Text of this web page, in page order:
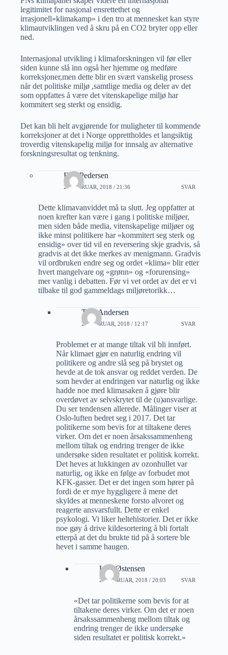
legitimitet for nasjonal ensrettethet og
irrasjonell»klimakamp» i den tro at mennesket kan styre
klimautviklingen ved å skru på en CO2 bryter opp eller
ned.
Internasjonal utvikling i klimaforskningen vil før eller
siden kunne slå inn også her hjemme og medføre
korreksjoner,men dette blir en svært vanskelig prosess
når det politiske miljø ,samtlige media og deler av det
som oppfattes å være det vitenskapelige miljø har
kommitert seg sterkt og ensidig.
Det kan bli helt avgjørende for muligheter til kommende
korreksjoner at det i Norge opprettholdes et langsiktig
troverdig vitenskapelig miljø for innsalg av alternative
forskningsresultat og tenkning.
Erik Pedersen
21 FEBRUAR, 2018 / 21:36 SVAR
Dette klimavanviddet må ta slutt. Jeg oppfatter at
noen krefter kan være i gang i politiske miljøer,
men siden både media, vitenskapelige miljøer og
ikke minst politikere har «kommitert seg sterk og
ensidig» over tid vil en reversering skje gradvis, så
gradvis at det ikke merkes av menigmann. Gradvis
vil ordbruken endre seg og ordet «klima» blir etter
hvert mangelvare og «grønn» og «forurensing»
mer vanlig i debatten. Før vi vet ordet av det er vi
tilbake til god gammeldags miljøretorikk…
Tore Andersen
22 FEBRUAR, 2018 / 12:17 SVAR
Problemet er at mange tiltak vil bli innført.
Når klimaet gjør en naturlig endring vil
politikere og andre slå seg på brystet og
hevde at de tok ansvar og reddet verden. De
som hevder at endringen var naturlig og ikke
hadde noe med klimasaken å gjøre blir
overdøvet av selvskrytet til de (u)ansvarlige.
Du ser tendensen allerede. Målinger viser at
Oslo-luften bedret seg i 2017. Det tar
politikerne som bevis for at tiltakene deres
virker. Om det er noen årsakssammenheng
mellom tiltak og endring trenger de ikke
undersøke siden resultatet er politisk korrekt.
Det heves at lukkingen av ozonhullet var
naturlig, og ikke en følge av forbudet mot
KFK-gasser. Det er det ingen som hører på
fordi de er mye hyggligere å mene det
skyldes at menneskene forsto alvoret og
reagerte ansvarsfullt. Dette er enkel
psykologi. Vi liker heltehistorier. Det er ikke
noe gøy å drive kildesortering å bli fortalt
etterpå at det du brukte tid på å sortere ble
hevet i samme haugen.
Lars Østensen
22 FEBRUAR, 2018 / 20:03 SVAR
«Det tar politikerne som bevis for at
tiltakene deres virker. Om det er noen
årsakssammenheng mellom tiltak og
endring trenger de ikke undersøke
siden resultatet er politisk korrekt.»